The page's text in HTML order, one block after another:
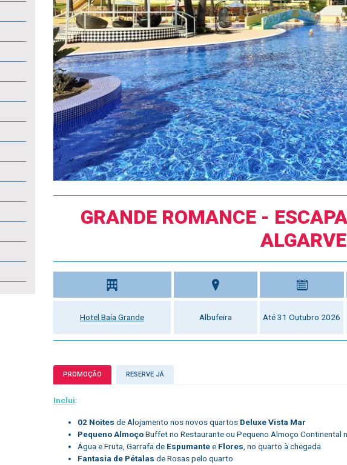
GRANDE ROMANCE -
ALGARVE
Hotel Baía Grande Albufeira Até 31 Outubro 2026
PROMOÇÃO RESERVE JÁ
Inclui:
02 Noites de Alojamento nos novos quartos Deluxe Vista Mar
Pequeno AlmoçoBuffet no Restaurante ou Pequeno Almoço Continental
Água e Fruta, Garrafa de Espumantee Flores, no quarto à chegada
Fantasia de Pétalas de Rosas pelo quarto